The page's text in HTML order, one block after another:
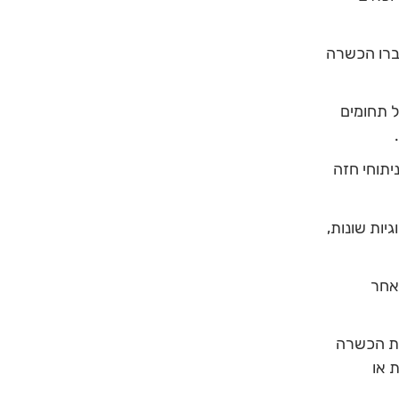
הכשרה
תחומים
חזה
שונות,
הכשרה
או